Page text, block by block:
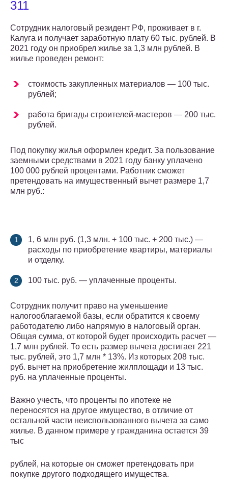
311
Сотрудник налоговый резидент РФ, проживает в г.
Калуга и получает заработную плату 60 тыс. рублей. В
2021 году он приобрел жилье за 1,3 млн рублей. В
жилье проведен ремонт:
стоимость закупленных материалов — 100 тыс.
рублей;
работа бригады строителей-мастеров — 200 тыс.
рублей.
Под покупку жилья оформлен кредит. За пользование
заемными средствами в 2021 году банку уплачено
100 000 рублей процентами. Работник сможет
претендовать на имущественный вычет размере 1,7
млн руб.:
1, 6 млн руб. (1,3 млн. + 100 тыс. + 200 тыс.) —
расходы по приобретение квартиры, материалы
и отделку.
100 тыс. руб. — уплаченные проценты.
Сотрудник получит право на уменьшение
налогооблагаемой базы, если обратится к своему
работодателю либо напрямую в налоговый орган.
Общая сумма, от которой будет происходить расчет —
1,7 млн рублей. То есть размер вычета достигает 221
тыс. рублей, это 1,7 млн * 13%. Из которых 208 тыс.
руб. вычет на приобретение жилплощади и 13 тыс.
руб. на уплаченные проценты.
Важно учесть, что проценты по ипотеке не
переносятся на другое имущество, в отличие от
остальной части неиспользованного вычета за само
жилье. В данном примере у гражданина остается 39
тыс
рублей, на которые он сможет претендовать при
покупке другого подходящего имущества.